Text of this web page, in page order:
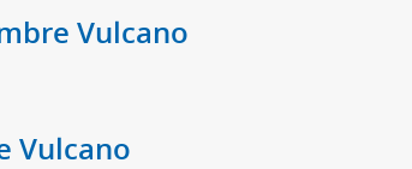
Vulcano
Vulcano